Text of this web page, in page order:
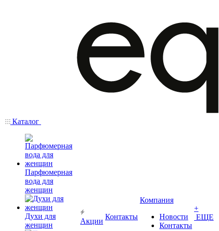
Каталог
Парфюмерная
вода для
женщин
Духи для
женщин
Акции
Контакты
Компания
Новости
Контакты
+
ЕЩЕ